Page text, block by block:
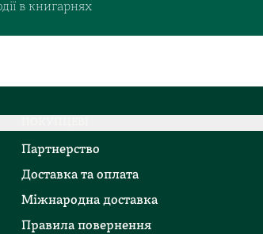
в книгарнях
Партнерство
Доставка та оплата
Міжнародна доставка
Правила повернення